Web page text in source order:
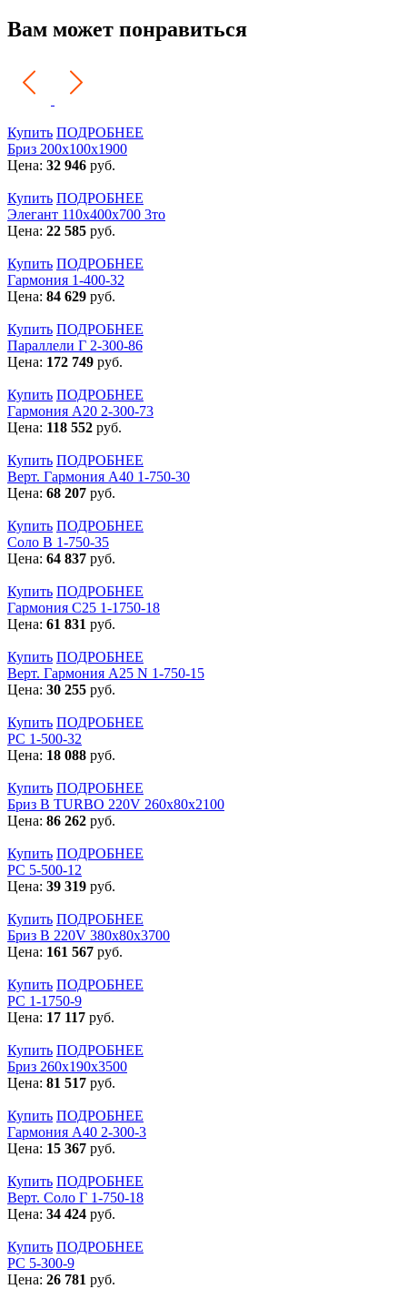
Вам может понравиться
Купить ПОДРОБНЕЕ
Бриз 200х100х1900
Цена: 32 946 руб.
Купить ПОДРОБНЕЕ
Элегант 110x400x700 3то
Цена: 22 585 руб.
Купить ПОДРОБНЕЕ
Гармония 1-400-32
Цена: 84 629 руб.
Купить ПОДРОБНЕЕ
Параллели Г 2-300-86
Цена: 172 749 руб.
Купить ПОДРОБНЕЕ
Гармония А20 2-300-73
Цена: 118 552 руб.
Купить ПОДРОБНЕЕ
Верт. Гармония А40 1-750-30
Цена: 68 207 руб.
Купить ПОДРОБНЕЕ
Соло В 1-750-35
Цена: 64 837 руб.
Купить ПОДРОБНЕЕ
Гармония С25 1-1750-18
Цена: 61 831 руб.
Купить ПОДРОБНЕЕ
Верт. Гармония А25 N 1-750-15
Цена: 30 255 руб.
Купить ПОДРОБНЕЕ
РС 1-500-32
Цена: 18 088 руб.
Купить ПОДРОБНЕЕ
Бриз В TURBO 220V 260х80х2100
Цена: 86 262 руб.
Купить ПОДРОБНЕЕ
РС 5-500-12
Цена: 39 319 руб.
Купить ПОДРОБНЕЕ
Бриз В 220V 380x80x3700
Цена: 161 567 руб.
Купить ПОДРОБНЕЕ
РС 1-1750-9
Цена: 17 117 руб.
Купить ПОДРОБНЕЕ
Бриз 260х190х3500
Цена: 81 517 руб.
Купить ПОДРОБНЕЕ
Гармония А40 2-300-3
Цена: 15 367 руб.
Купить ПОДРОБНЕЕ
Верт. Соло Г 1-750-18
Цена: 34 424 руб.
Купить ПОДРОБНЕЕ
РС 5-300-9
Цена: 26 781 руб.